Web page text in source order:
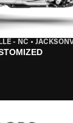
- NC •